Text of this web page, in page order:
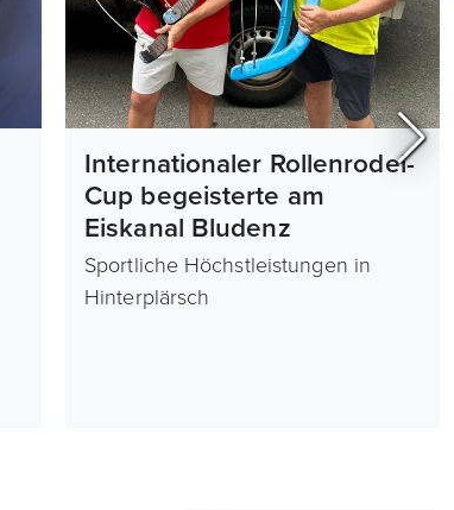
Internationaler Rollenrodel-
Cup begeisterte am
Eiskanal Bludenz
Sportliche Höchstleistungen in
Hinterplärsch